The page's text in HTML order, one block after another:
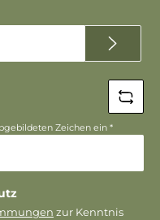
Zeichen ein *
zur Kenntnis